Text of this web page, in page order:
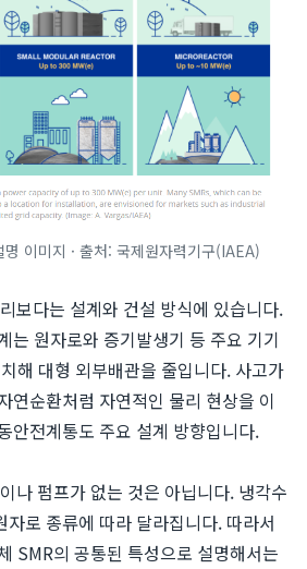
이미지 · 출처: 국제원자력기구(IAEA)
보다는 설계와 건설 방식에 있습니다.
는 원자로와 증기발생기 등 주요 기기
해 대형 외부배관을 줄입니다. 사고가
연순환처럼 자연적인 물리 현상을 이
안전계통도 주요 설계 방향입니다.
나 펌프가 없는 것은 아닙니다. 냉각수
로 종류에 따라 달라집니다. 따라서
SMR의 공통된 특성으로 설명해서는